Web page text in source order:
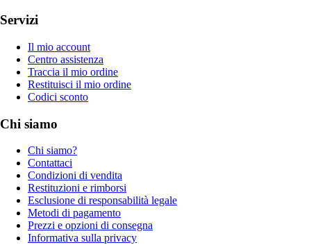
Servizi
Il mio account
Centro assistenza
Traccia il mio ordine
Restituisci il mio ordine
Codici sconto
Chi siamo
Chi siamo?
Contattaci
Condizioni di vendita
Restituzioni e rimborsi
Esclusione di responsabilità legale
Metodi di pagamento
Prezzi e opzioni di consegna
Informativa sulla privacy